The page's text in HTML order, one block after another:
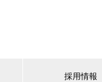
採用情報